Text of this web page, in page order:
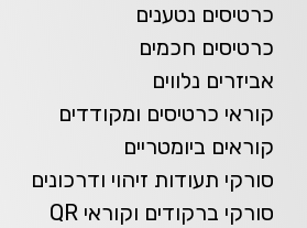
כרטיסים נטענים
כרטיסים חכמים
אביזרים נלווים
קוראי כרטיסים ומקודדים
קוראים ביומטריים
סורקי תעודות זיהוי ודרכונים
סורקי ברקודים וקוראי QR